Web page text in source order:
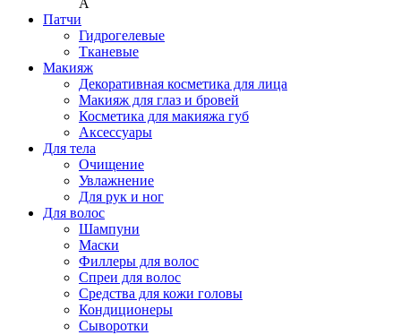
Патчи
Гидрогелевые
Тканевые
Макияж
Декоративная косметика для лица
Макияж для глаз и бровей
Косметика для макияжа губ
Аксессуары
Для тела
Очищение
Увлажнение
Для рук и ног
Для волос
Шампуни
Маски
Филлеры для волос
Спреи для волос
Средства для кожи головы
Кондиционеры
Сыворотки